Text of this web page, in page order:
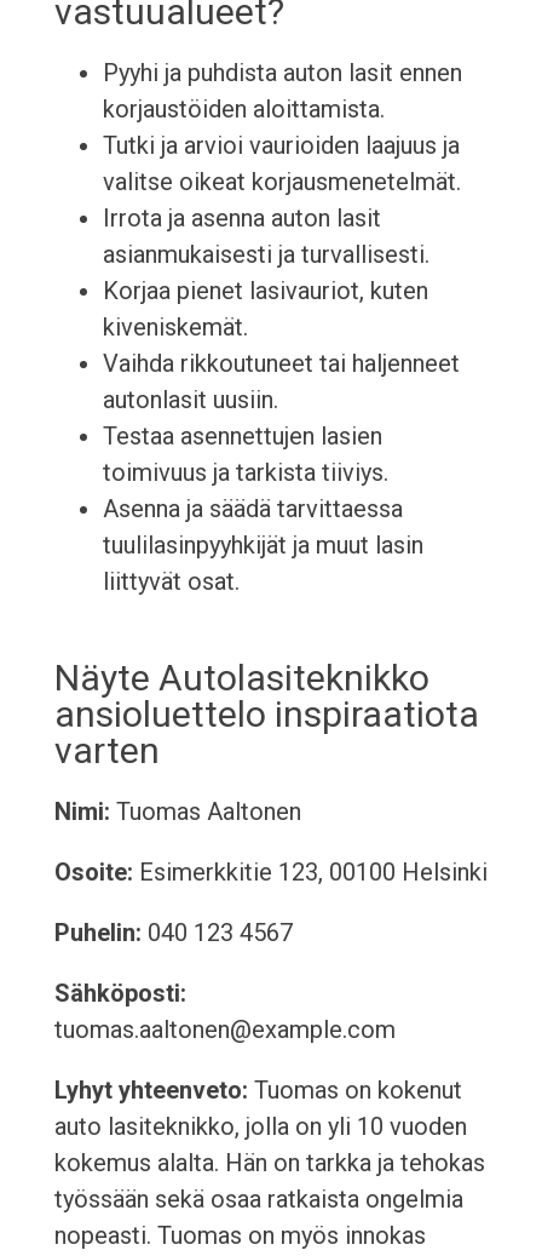
vastuualueet?
Pyyhi ja puhdista auton lasit ennen
korjaustöiden aloittamista.
Tutki ja arvioi vaurioiden laajuus ja
valitse oikeat korjausmenetelmät.
Irrota ja asenna auton lasit
asianmukaisesti ja turvallisesti.
Korjaa pienet lasivauriot, kuten
kiveniskemät.
Vaihda rikkoutuneet tai haljenneet
autonlasit uusiin.
Testaa asennettujen lasien
toimivuus ja tarkista tiiviys.
Asenna ja säädä tarvittaessa
tuulilasinpyyhkijät ja muut lasin
liittyvät osat.
Näyte Autolasiteknikko
ansioluettelo inspiraatiota
varten
Nimi: Tuomas Aaltonen
Osoite: Esimerkkitie 123, 00100 Helsinki
Puhelin: 040 123 4567
Sähköposti:
tuomas.aaltonen@example.com
Lyhyt yhteenveto: Tuomas on kokenut
auto lasiteknikko, jolla on yli 10 vuoden
kokemus alalta. Hän on tarkka ja tehokas
työssään sekä osaa ratkaista ongelmia
nopeasti. Tuomas on myös innokas